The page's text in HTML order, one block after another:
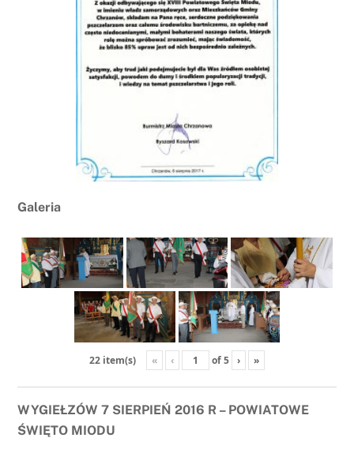
Galeria
22 item(s) « ‹ of5 › »
WYGIEŁZÓW 7 SIERPIEŃ 2016 R – POWIATOWE
ŚWIĘTO MIODU